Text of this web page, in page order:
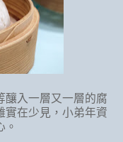
釀入一層又一層的腐
實在少見，小弟年資
。